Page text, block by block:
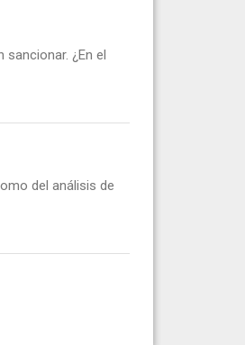
¿En el
del análisis de